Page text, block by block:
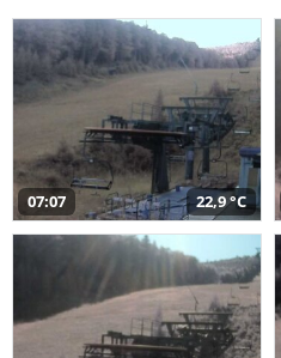
07:07 22,9 °C